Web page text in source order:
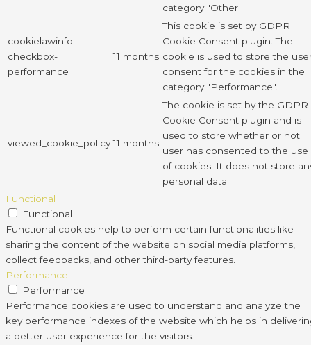
category "Other.
cookielawinfo-
checkbox-
performance
11 months
This cookie is set by GDPR
Cookie Consent plugin. The
cookie is used to store the
consent for the cookies in the
category "Performance".
viewed_cookie_policy 11 months
The cookie is set by the GDPR
Cookie Consent plugin and is
used to store whether or not
user has consented to the use
of cookies. It does not store
personal data.
Functional
Functional
Functional cookies help to perform certain functionalities like
sharing the content of the website on social media platforms,
collect feedbacks, and other third-party features.
Performance
Performance
Performance cookies are used to understand and analyze the
key performance indexes of the website which helps in
a better user experience for the visitors.